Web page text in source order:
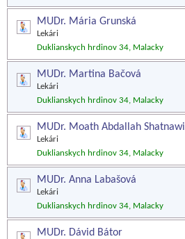
MUDr. Mária Grunská
Lekári
Duklianskych hrdinov 34, Malacky
MUDr. Martina Bačová
Lekári
Duklianskych hrdinov 34, Malacky
MUDr. Moath Abdallah Shatnawi
Lekári
Duklianskych hrdinov 34, Malacky
MUDr. Anna Labašová
Lekári
Duklianskych hrdinov 34, Malacky
MUDr. Dávid Bátor